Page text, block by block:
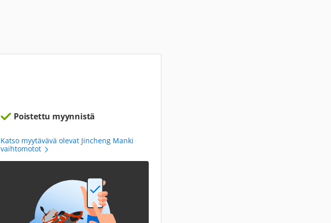
Poistettu myynnistä
Katso myytävävä olevat Jincheng Manki
vaihtomotot